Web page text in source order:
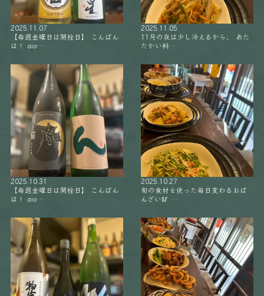
2025.11.07
【毎週金曜日は開栓日】 こんばん
は！ aio…
2025.11.05
11月の夜は少し冷えるから、 あた
たかい料…
2025.10.31
【毎週金曜日は開栓日】 こんばん
は！ aio…
2025.10.27
旬の食材を使った毎日変わるおば
んざい🥢 …